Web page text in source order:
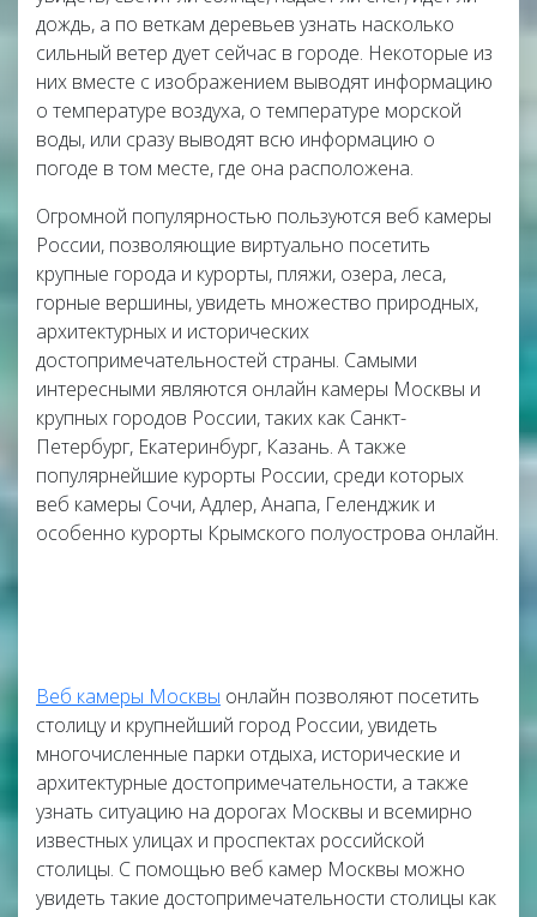
дождь, а по веткам деревьев узнать насколько
сильный ветер дует сейчас в городе. Некоторые из
них вместе с изображением выводят информацию
о температуре воздуха, о температуре морской
воды, или сразу выводят всю информацию о
погоде в том месте, где она расположена.
Огромной популярностью пользуются веб камеры
России, позволяющие виртуально посетить
крупные города и курорты, пляжи, озера, леса,
горные вершины, увидеть множество природных,
архитектурных и исторических
достопримечательностей страны. Самыми
интересными являются онлайн камеры Москвы и
крупных городов России, таких как Санкт-
Петербург, Екатеринбург, Казань. А также
популярнейшие курорты России, среди которых
веб камеры Сочи, Адлер, Анапа, Геленджик и
особенно курорты Крымского полуострова онлайн.
Веб камеры Москвы онлайн позволяют посетить
столицу и крупнейший город России, увидеть
многочисленные парки отдыха, исторические и
архитектурные достопримечательности, а также
узнать ситуацию на дорогах Москвы и всемирно
известных улицах и проспектах российской
столицы. С помощью веб камер Москвы можно
увидеть такие достопримечательности столицы как